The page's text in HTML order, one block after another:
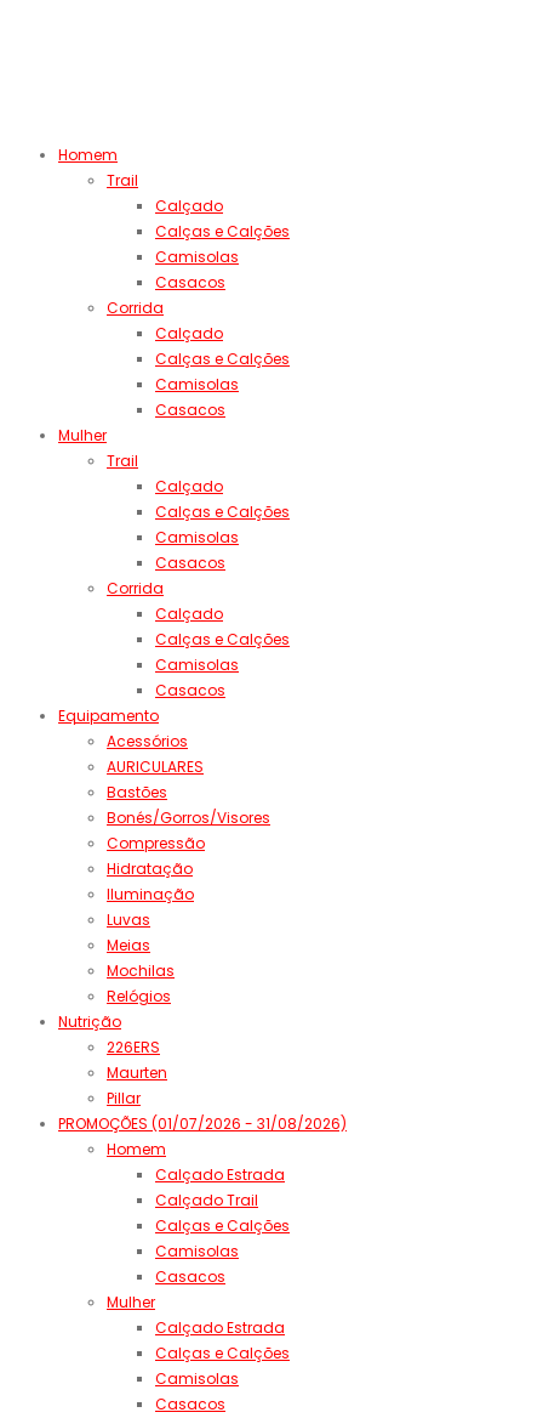
Homem
Trail
Calçado
Calças e Calções
Camisolas
Casacos
Corrida
Calçado
Calças e Calções
Camisolas
Casacos
Mulher
Trail
Calçado
Calças e Calções
Camisolas
Casacos
Corrida
Calçado
Calças e Calções
Camisolas
Casacos
Equipamento
Acessórios
AURICULARES
Bastões
Bonés/Gorros/Visores
Compressão
Hidratação
Iluminação
Luvas
Meias
Mochilas
Relógios
Nutrição
226ERS
Maurten
Pillar
PROMOÇÕES (01/07/2026 - 31/08/2026)
Homem
Calçado Estrada
Calçado Trail
Calças e Calções
Camisolas
Casacos
Mulher
Calçado Estrada
Calças e Calções
Camisolas
Casacos